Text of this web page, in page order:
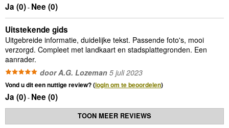
Ja (0)- Nee (0)
Uitstekende gids
Uitgebreide informatie, duidelijke tekst. Passende foto's, mooi
verzorgd. Compleet met landkaart en stadsplattegronden. Een
aanrader.
door A.G. Lozeman 5 juli 2023
Vond u dit een nuttige review? (login om te beoordelen)
Ja (0)- Nee (0)
TOON MEER REVIEWS